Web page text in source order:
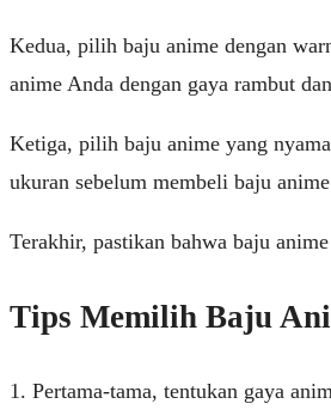
Kedua, pilih baju anime dengan
anime Anda dengan gaya rambut
Ketiga, pilih baju anime yang
ukuran sebelum membeli baju
Terakhir, pastikan bahwa baju
Tips Memilih Baju
1. Pertama-tama, tentukan gaya